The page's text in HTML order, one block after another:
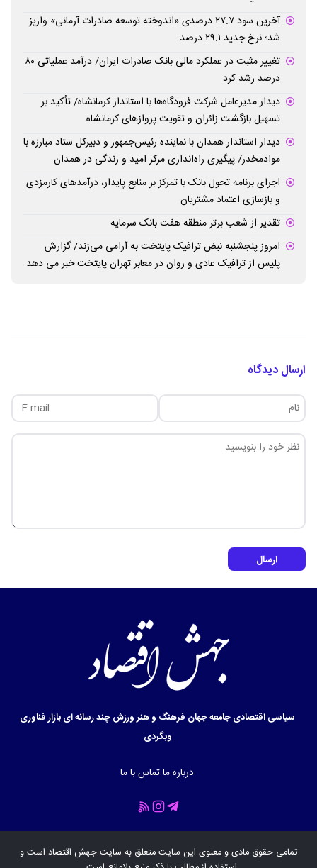
آخرین سود ۲۷.۷ درصدی «اندوخته توسعه صادرات آرمانی» واریز
شد؛ نرخ جدید ۲۹.۱ درصد
تغییر مثبت در عملکرد مالی بانک صادرات ایران/ درآمد عملیاتی ۸۰
درصد رشد کرد
دیدار مدیرعامل شرکت فرودگاه‌ها با استاندار کرمانشاه/ تأکید بر
تسهیل بازگشت زائران و تقویت پروازهای کرمانشاه
دیدار استاندار همدان با نماینده رئیس‌جمهور و دبیرکل ستاد مبارزه با
موادمخدر/ پیگیری راه‌اندازی مرکز امید و زندگی در همدان
اجرای برنامه تحول بانک با تمرکز بر منابع پایدار، درآمدهای کارمزدی
و بازسازی اعتماد مشتریان
تقدیر از شعب برتر منطقه هفت بانک سرمایه
امروز پنجشنبه نبض ترافیک پایتخت به آرامی می‌زند/ گزارش
پلیس از ترافیک عادی و روان در معابر تهران پایتخت خبر می دهد
ارسال دیدگاه
ارسال
سیاسیاقتصادیجامعهجهان فرهنگ و هنرورزشچند رسانه ایبازارفناوری
وبگردی
درباره ماتماس با ما
تمامی حقوق مادی و معنوی این سایت متعلق به سایتجهش اقتصاد است و